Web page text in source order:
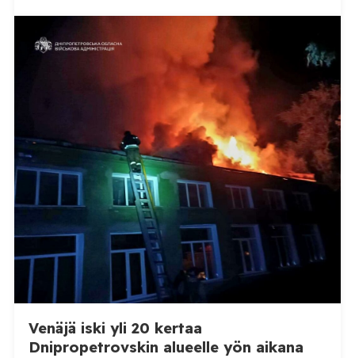
sikaruttoilmoituksista. Suomi on puolestaan
ilmoittanut tuoreesta Virolahden tapauksesta sekä
WOAH:n kautta että suoraan Venäjän
eläinlääkintäviranomaisille. Ruokavirasto kertoi Posi
TV:lle tarkempia tietoja Suomen ensimmäisestä
afrikkalaisen sikaruton tapauksesta sekä
eläintautitietojen vaihdosta […]
Venäjä iski yli 20 kertaa
Dnipropetrovskin alueelle yön aikana